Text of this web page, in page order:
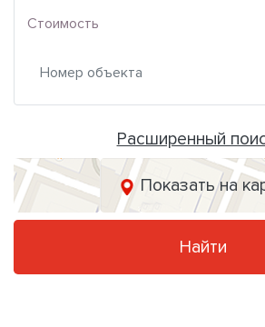
Стоимость
Расширенный
Показать на
Найти